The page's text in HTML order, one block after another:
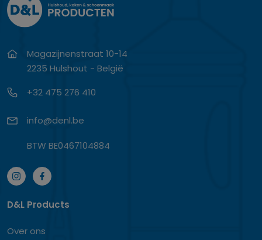
Magazijnenstraat 10-14
2235 Hulshout - België
+32 475 276 410
info@denl.be
BTW BE0467104884
D&L Products
Over ons